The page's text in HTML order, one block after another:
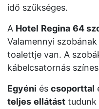
idő szükséges.
A Hotel Regina 64
Valamennyi
toalettje van. A
kábelcsatornás
Egyéni és csoporttal
teljes ellátást tudunk